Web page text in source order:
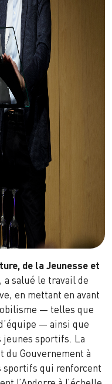
de la Jeunesse et
, a salué le travail de
en mettant en avant
— telles que
— ainsi que
jeunes sportifs. La
du Gouvernement à
sportifs qui renforcent